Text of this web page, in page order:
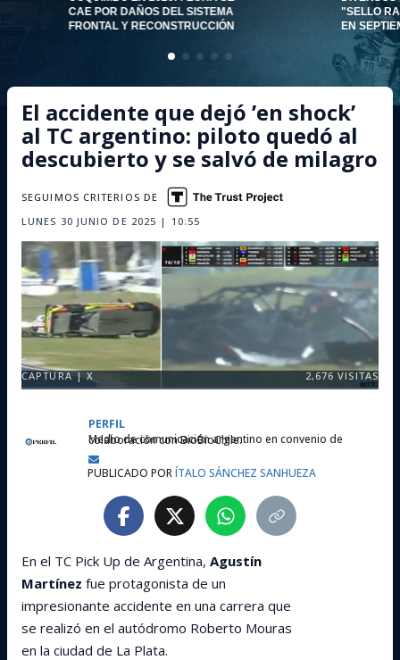
CAE POR DAÑOS DEL SISTEMA
FRONTAL Y RECONSTRUCCIÓN
"SELLO
EN
El accidente que dejó ’en shock’
al TC argentino: piloto quedó al
descubierto y se salvó de milagro
LUNES 30 JUNIO DE 2025 | 10:55
SEGUIMOS CRITERIOS DE
CAPTURA | X 2,676 VISITAS
PERFIL
Medio de comunicación argentino en convenio de colaboración con BioBioChile.
PUBLICADO PORÍTALO SÁNCHEZ SANHUEZA
En el TC Pick Up de Argentina, Agustín
Martínez fue protagonista de un
impresionante accidente en una carrera que
se realizó en el autódromo Roberto Mouras
en la ciudad de La Plata.